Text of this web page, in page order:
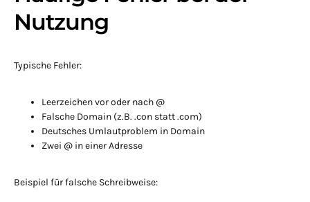
Nutzung
Typische Fehler:
Leerzeichen vor oder nach @
Falsche Domain (z.B. .con statt .com)
Deutsches Umlautproblem in Domain
Zwei @ in einer Adresse
Beispiel für falsche Schreibweise: